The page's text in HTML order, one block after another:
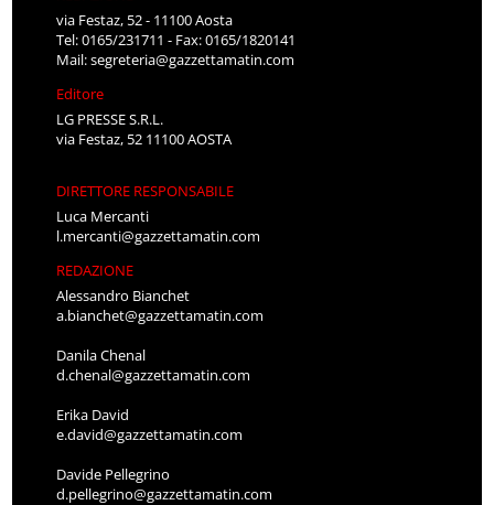
via Festaz, 52 - 11100 Aosta
Tel: 0165/231711 - Fax: 0165/1820141
Mail:segreteria@gazzettamatin.com
Editore
LG PRESSE S.R.L.
via Festaz, 52 11100 AOSTA
DIRETTORE RESPONSABILE
Luca Mercanti
l.mercanti@gazzettamatin.com
REDAZIONE
Alessandro Bianchet
a.bianchet@gazzettamatin.com
Danila Chenal
d.chenal@gazzettamatin.com
Erika David
e.david@gazzettamatin.com
Davide Pellegrino
d.pellegrino@gazzettamatin.com